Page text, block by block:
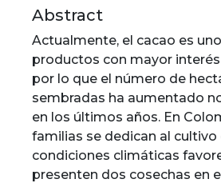
Abstract
Actualmente, el cacao es
productos con mayor
por lo que el número de
sembradas ha aumentado
en los últimos años. En
familias se dedican al cultivo
condiciones climáticas
presenten dos cosechas en